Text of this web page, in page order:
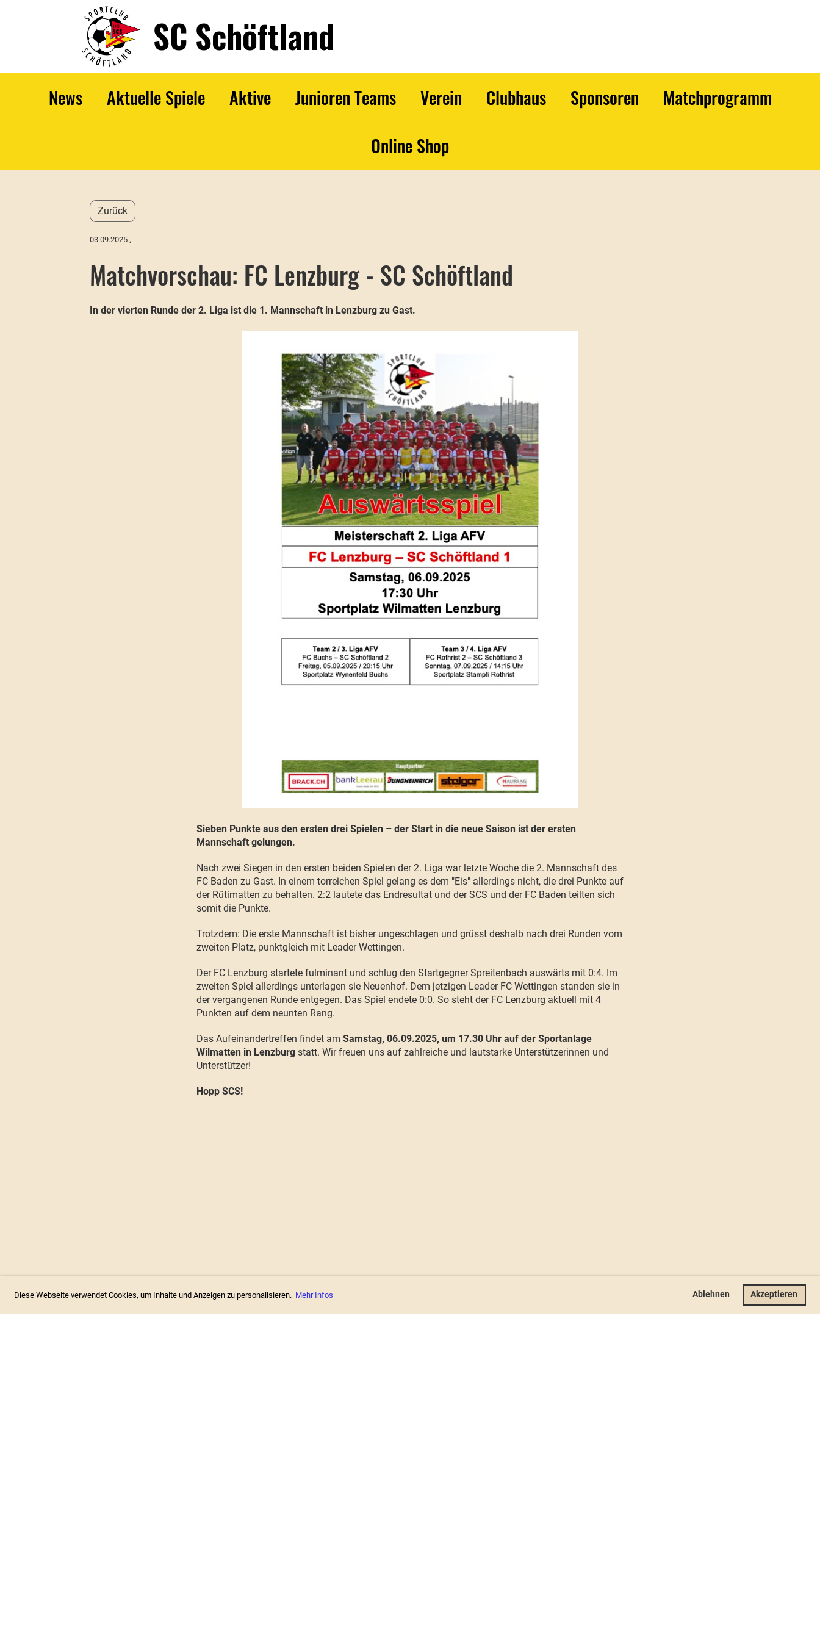
Diese Webseite verwendet Cookies, um Inhalte und Anzeigen zu personalisieren. Mehr Infos Ablehnen Akzeptieren
SC Schöftland
News Aktuelle Spiele Aktive Junioren Teams Verein Clubhaus Sponsoren
Matchprogramm
Online Shop
Zurück
03.09.2025 ,
Matchvorschau: FC Lenzburg - SC Schöftland
In der vierten Runde der 2. Liga ist die 1. Mannschaft in Lenzburg zu Gast.
Sieben Punkte aus den ersten drei Spielen – der Start in die neue Saison ist der ersten
Mannschaft gelungen.
Nach zwei Siegen in den ersten beiden Spielen der 2. Liga war letzte Woche die 2. Mannschaft des
FC Baden zu Gast. In einem torreichen Spiel gelang es dem "Eis" allerdings nicht, die drei Punkte auf
der Rütimatten zu behalten. 2:2 lautete das Endresultat und der SCS und der FC Baden teilten sich
somit die Punkte.
Trotzdem: Die erste Mannschaft ist bisher ungeschlagen und grüsst deshalb nach drei Runden vom
zweiten Platz, punktgleich mit Leader Wettingen.
Der FC Lenzburg startete fulminant und schlug den Startgegner Spreitenbach auswärts mit 0:4. Im
zweiten Spiel allerdings unterlagen sie Neuenhof. Dem jetzigen Leader FC Wettingen standen sie in
der vergangenen Runde entgegen. Das Spiel endete 0:0. So steht der FC Lenzburg aktuell mit 4
Punkten auf dem neunten Rang.
Das Aufeinandertreffen findet am Samstag, 06.09.2025, um 17.30 Uhr auf der Sportanlage
Wilmatten in Lenzburg statt. Wir freuen uns auf zahlreiche und lautstarke Unterstützerinnen und
Unterstützer!
Hopp SCS!